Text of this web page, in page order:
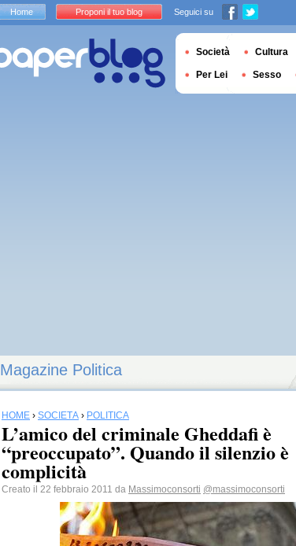
Magazine Politica
HOME › SOCIETÀ › POLITICA
L’amico del criminale Gheddafi è
“preoccupato”. Quando il silenzio è
complicità
Creato il 22 febbraio 2011 da Massimoconsorti @massimoconsorti
Home Proponi il tuo blog Seguici su
Società Cultura
Per Lei Sesso